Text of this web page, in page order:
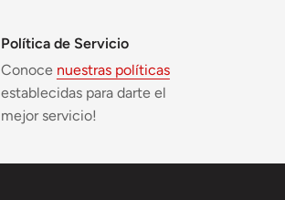
Política de Servicio
Conoce nuestras políticas
establecidas para darte el
mejor servicio!